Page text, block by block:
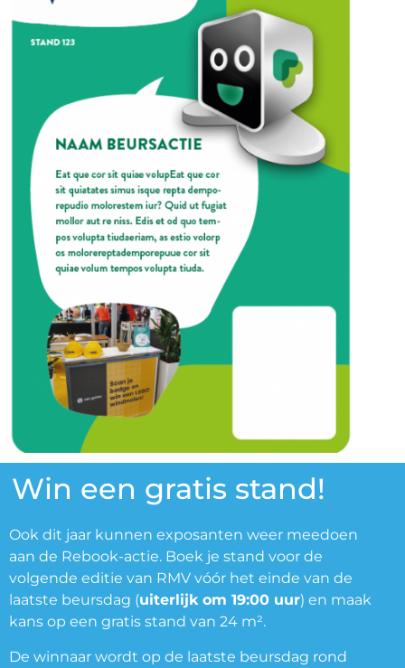
Win een gratis stand!
Ook dit jaar kunnen exposanten weer meedoen
aan de Rebook-actie. Boek je stand voor de
volgende editie van RMV vóór het einde van de
laatste beursdag (uiterlijk om 19:00 uur) en maak
kans op een gratis stand van 24 m².
De winnaar wordt op de laatste beursdag rond